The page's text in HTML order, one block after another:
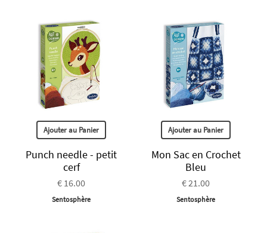
Ajouter au Panier
Punch needle - petit
cerf
€ 16.00
Sentosphère
Ajouter au Panier
Mon Sac en Crochet
Bleu
€ 21.00
Sentosphère